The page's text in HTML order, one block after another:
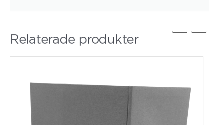
Relaterade produkter